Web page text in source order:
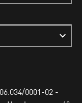
0001-02 -